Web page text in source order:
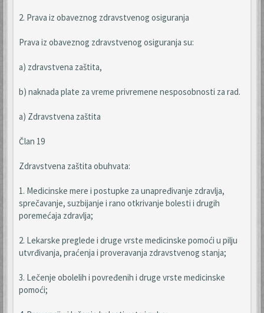
2. Prava iz obaveznog zdravstvenog osiguranja
Prava iz obaveznog zdravstvenog osiguranja su:
a) zdravstvena zaštita,
b) naknada plate za vreme privremene nesposobnosti za rad.
a) Zdravstvena zaštita
Član 19
Zdravstvena zaštita obuhvata:
1. Medicinske mere i postupke za unapređivanje zdravlja,
sprečavanje, suzbijanje i rano otkrivanje bolesti i drugih
poremećaja zdravlja;
2. Lekarske preglede i druge vrste medicinske pomoći u pilju
utvrđivanja, praćenja i proveravanja zdravstvenog stanja;
3. Lečenje obolelih i povređenih i druge vrste medicinske
pomoći;